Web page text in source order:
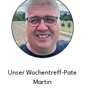
Unser Wochentreff-Pate
Martin